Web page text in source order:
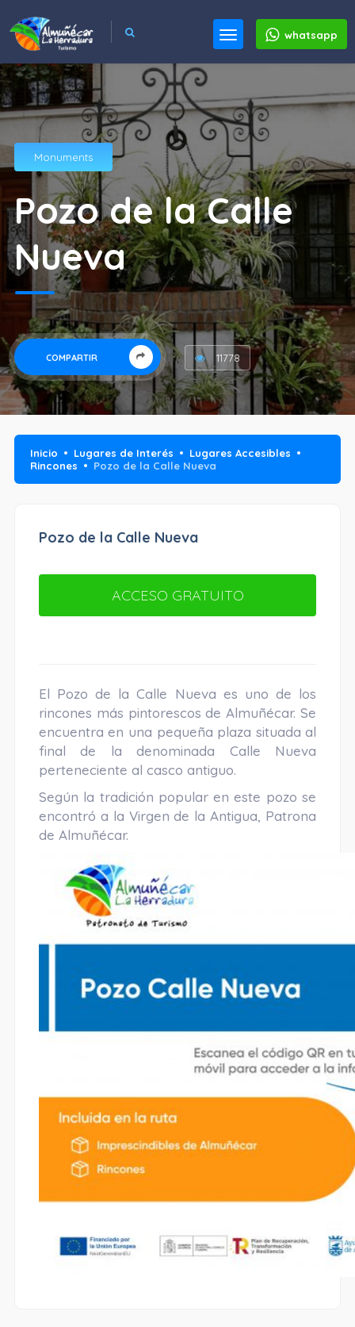
whatsapp
Monuments
Pozo de la Calle
Nueva
COMPARTIR 11778
Inicio Lugares de Interés
Lugares Accesibles
Rincones
Pozo de la Calle Nueva
Pozo de la Calle Nueva
ACCESO GRATUITO
El Pozo de la Calle Nueva es uno de los
rincones más pintorescos de Almuñécar. Se
encuentra en una pequeña plaza situada al
final de la denominada Calle Nueva
perteneciente al casco antiguo.
Según la tradición popular en este pozo se
encontró a la Virgen de la Antigua, Patrona
de Almuñécar.